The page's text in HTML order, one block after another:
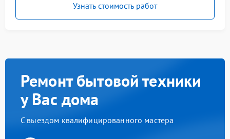
Узнать стоимость работ
Ремонт бытовой техники
у Вас дома
С выездом квалифицированного мастера